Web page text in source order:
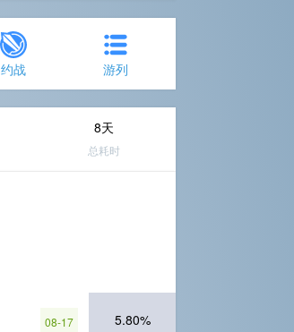
约战 游列
8天
总耗时
08-17
5.80%